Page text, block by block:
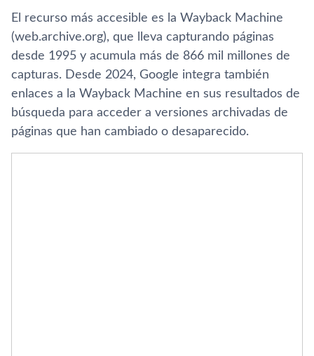
El recurso más accesible es la Wayback Machine
(web.archive.org), que lleva capturando páginas
desde 1995 y acumula más de 866 mil millones de
capturas. Desde 2024, Google integra también
enlaces a la Wayback Machine en sus resultados de
búsqueda para acceder a versiones archivadas de
páginas que han cambiado o desaparecido.